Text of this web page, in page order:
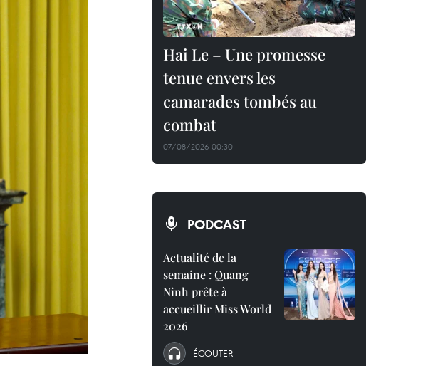
Hai Le – Une promesse
tenue envers les
camarades tombés au
combat
07/08/2026 00:30
PODCAST
Actualité de la
semaine : Quang
Ninh prête à
accueillir Miss World
2026
ÉCOUTER